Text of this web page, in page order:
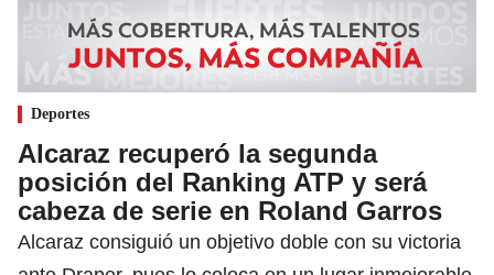
Deportes
Alcaraz recuperó la segunda
posición del Ranking ATP y será
cabeza de serie en Roland Garros
Alcaraz consiguió un objetivo doble con su victoria